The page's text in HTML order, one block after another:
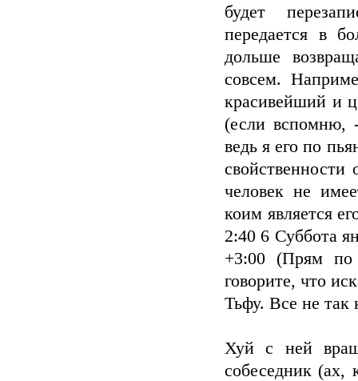
будет
передается в
дольше
совсем.
красивейший и
(если вспомню,
ведь я его по
человек не
коим является
2:40 6 Суббота
+3:00 (Прям
говорите, что
Тьфу. Все не
Хуй с ней
собеседник (ах,